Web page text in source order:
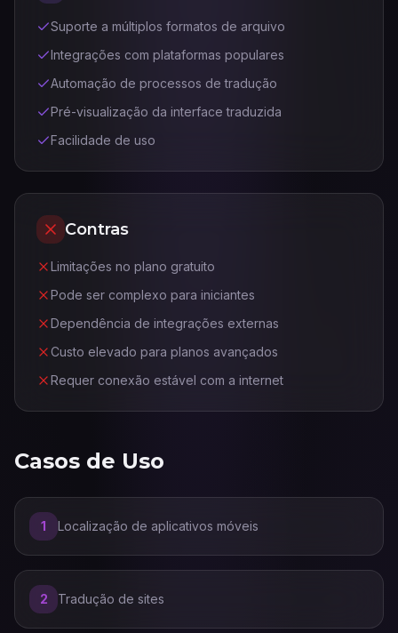
Suporte a múltiplos formatos de arquivo
Integrações com plataformas populares
Automação de processos de tradução
Pré-visualização da interface traduzida
Facilidade de uso
Contras
Limitações no plano gratuito
Pode ser complexo para iniciantes
Dependência de integrações externas
Custo elevado para planos avançados
Requer conexão estável com a internet
Casos de Uso
1 Localização de aplicativos móveis
2 Tradução de sites